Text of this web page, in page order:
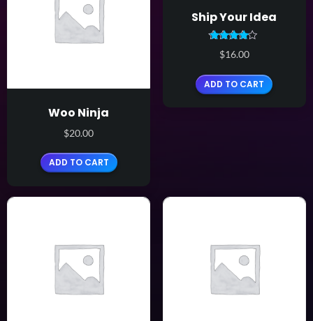
Woo Ninja
$20.00
ADD TO CART
Ship Your Idea
Rated
4.00
$16.00
ADD TO CART